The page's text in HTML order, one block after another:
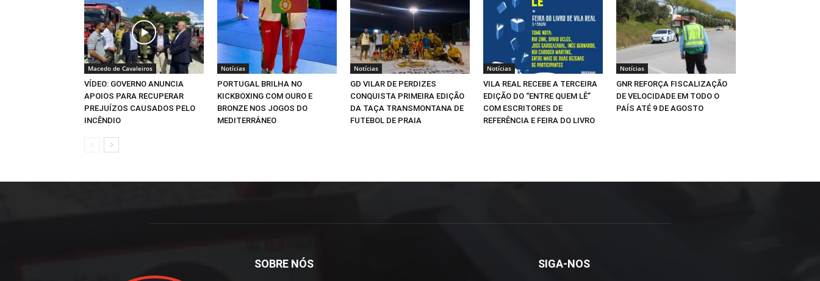
Macedo de Cavaleiros
VÍDEO: GOVERNO ANUNCIA
APOIOS PARA RECUPERAR
PREJUÍZOS CAUSADOS PELO
INCÊNDIO
Notícias
PORTUGAL BRILHA NO
KICKBOXING COM OURO E
BRONZE NOS JOGOS DO
MEDITERRÂNEO
Notícias
GD VILAR DE PERDIZES
CONQUISTA PRIMEIRA EDIÇÃO
DA TAÇA TRANSMONTANA DE
FUTEBOL DE PRAIA
Notícias
VILA REAL RECEBE A TERCEIRA
EDIÇÃO DO “ENTRE QUEM LÊ”
COM ESCRITORES DE
REFERÊNCIA E FEIRA DO LIVRO
Notícias
GNR REFORÇA FISCALIZAÇÃO
DE VELOCIDADE EM TODO O
PAÍS ATÉ 9 DE AGOSTO
SOBRE NÓS SIGA-NOS